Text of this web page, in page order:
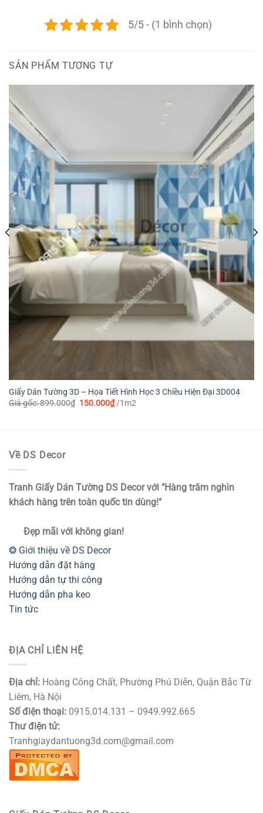
5/5 - (1 bình chọn)
SẢN PHẨM TƯƠNG TỰ
Giấy Dán Tường 3D – Họa Tiết Hình Học 3 Chiều Hiện Đại 3D004
Giá gốc:899.000₫ Giá
150.000₫Giá
hiện
/1m2
Về DS Decor
Tranh Giấy Dán Tường DS Decor với "Hàng trăm nghìn
khách hàng trên toàn quốc tin dùng!"
Đẹp mãi với không gian!
❂ Giới thiệu về DS Decor
Hướng dẫn đặt hàng
Hướng dẫn tự thi công
Hướng dẫn pha keo
Tin tức
ĐỊA CHỈ LIÊN HỆ
Địa chỉ: Hoàng Công Chất, Phường Phú Diễn, Quận Bắc Từ
Liêm, Hà Nội
Số điện thoại: 0915.014.131 – 0949.992.665
Thư điện tử:
Tranhgiaydantuong3d.com@gmail.com